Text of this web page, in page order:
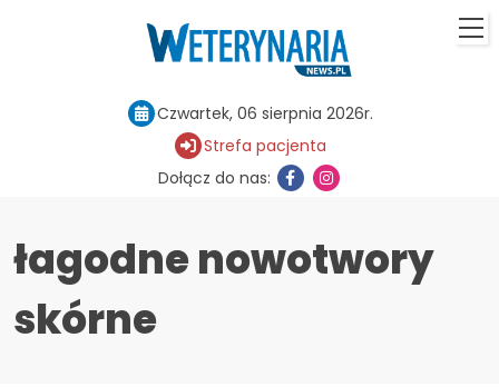
Czwartek, 06 sierpnia 2026r.
Strefa pacjenta
Dołącz do nas:
łagodne nowotwory
skórne